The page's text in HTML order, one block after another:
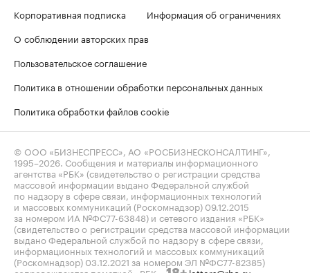
Корпоративная подписка
Информация об ограничениях
О соблюдении авторских прав
Пользовательское соглашение
Политика в отношении обработки персональных данных
Политика обработки файлов cookie
© ООО «БИЗНЕСПРЕСС», АО «РОСБИЗНЕСКОНСАЛТИНГ»,
1995–2026 . Сообщения и материалы информационного
агентства «РБК» (свидетельство о регистрации средства
массовой информации выдано Федеральной службой
по надзору в сфере связи, информационных технологий
и массовых коммуникаций (Роскомнадзор) 09.12.2015
за номером ИА №ФС77-63848) и сетевого издания «РБК»
(свидетельство о регистрации средства массовой информации
выдано Федеральной службой по надзору в сфере связи,
информационных технологий и массовых коммуникаций
(Роскомнадзор) 03.12.2021 за номером ЭЛ №ФС77-82385)